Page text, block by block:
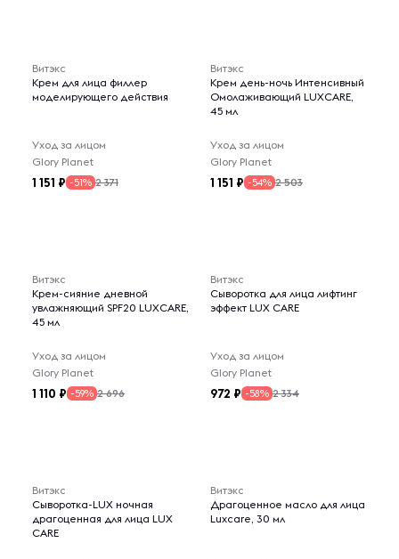
Витэкс
Крем для лица филлер
моделирующего действия
Уход за лицом
Glory Planet
1 151 -51% 2 371
Витэкс
Крем день-ночь Интенсивный
Омолаживающий LUXCARE,
45 мл
Уход за лицом
Glory Planet
1 151 -54% 2 503
Витэкс
Крем-сияние дневной
увлажняющий SPF20 LUXCARE,
45 мл
Уход за лицом
Glory Planet
1 110 -59% 2 696
Витэкс
Сыворотка для лица лифтинг
эффект LUX CARE
Уход за лицом
Glory Planet
972 -58% 2 334
Витэкс
Сыворотка-LUX ночная
драгоценная для лица LUX
CARE
Витэкс
Драгоценное масло для лица
Luxcare, 30 мл